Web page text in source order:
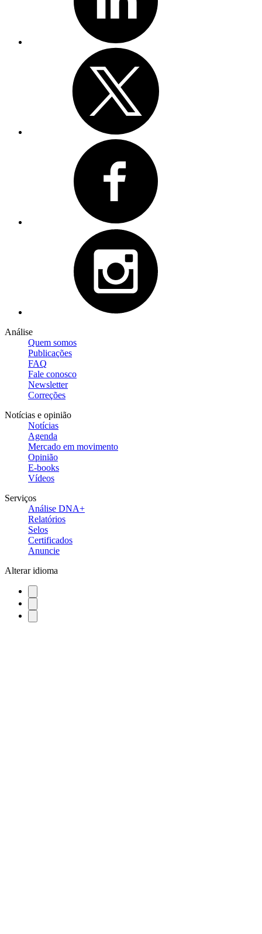
Análise
Quem somos
Publicações
FAQ
Fale conosco
Newsletter
Correções
Notícias e opinião
Notícias
Agenda
Mercado em movimento
Opinião
E-books
Vídeos
Serviços
Análise DNA+
Relatórios
Selos
Certificados
Anuncie
Alterar idioma